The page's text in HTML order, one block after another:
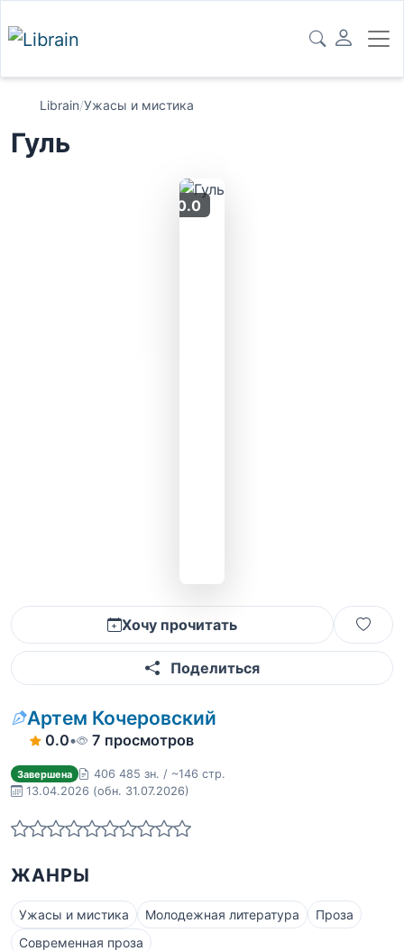
Librain/Ужасы и мистика
Гуль
0.0
Хочу прочитать
Поделиться
Артем Кочеровский
0.0• 7 просмотров
Завершена
406 485 зн. / ~146 стр.
13.04.2026 (обн. 31.07.2026)
ЖАНРЫ
Ужасы и мистика Молодежная литература
Проза
Современная проза